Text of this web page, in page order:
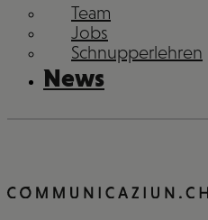
Team
Jobs
Schnupperlehren
News